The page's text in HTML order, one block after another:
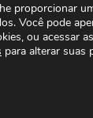
proporcionar
Você pode
ou acessar as
para alterar suas